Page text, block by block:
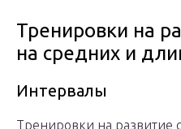
Тренировки на
на средних и
Интервалы
Тренировки на развитие